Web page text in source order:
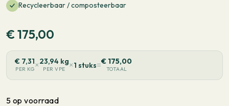
Recycleerbaar / composteerbaar
€175,00
€ 7,31
PER KG×23,94 kg
PER VPE ×1 stuks=€ 175,00
TOTAAL
5 op voorraad